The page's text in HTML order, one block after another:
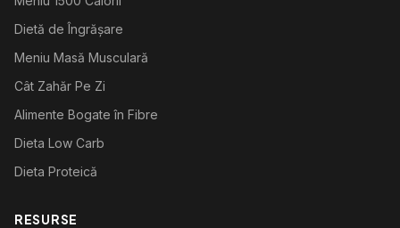
Dietă de Îngrășare
Meniu Masă Musculară
Cât Zahăr Pe Zi
Alimente Bogate în Fibre
Dieta Low Carb
Dieta Proteică
RESURSE